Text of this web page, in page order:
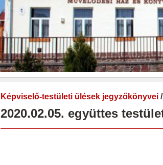
Képviselő-testületi ülések jegyzőkönyvei
2020.02.05. együttes